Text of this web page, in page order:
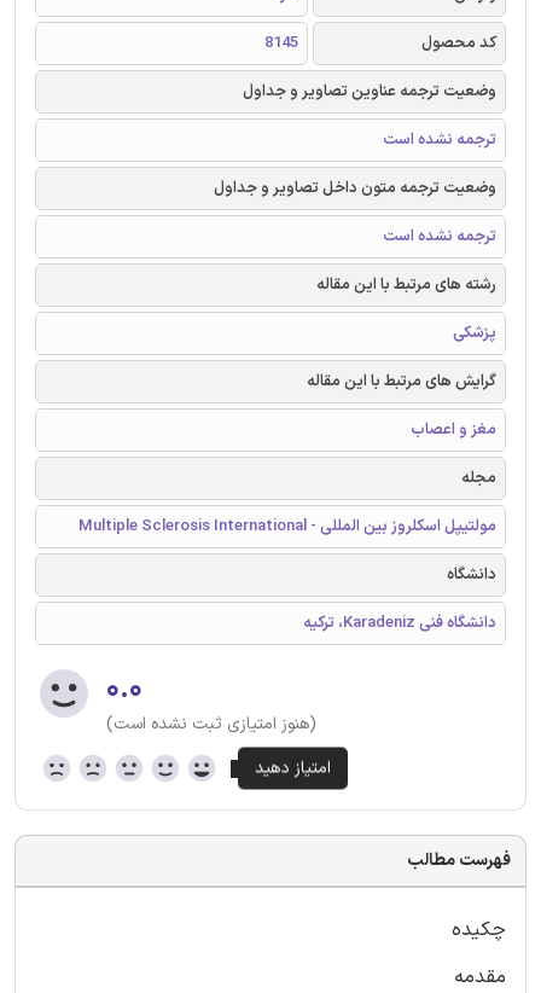
کد محصول
8145
وضعیت ترجمه عناوین تصاویر و جداول
ترجمه نشده است
وضعیت ترجمه متون داخل تصاویر و جداول
ترجمه نشده است
رشته های مرتبط با این مقاله
پزشکی
گرایش های مرتبط با این مقاله
مغز و اعصاب
مجله
مولتیپل اسکلروز بین المللی - Multiple Sclerosis International
دانشگاه
دانشگاه فنی Karadeniz، ترکیه
۰.۰
(هنوز امتیازی ثبت نشده است)
فهرست مطالب
چکیده
مقدمه